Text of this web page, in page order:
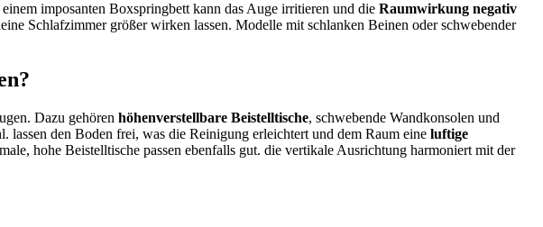
imposanten Boxspringbett kann das Auge irritieren und die Raumwirkung negativ
Schlafzimmer größer wirken lassen. Modelle mit schlanken Beinen oder schwebender
Dazu gehören höhenverstellbare Beistelltische, schwebende Wandkonsolen und
lassen den Boden frei, was die Reinigung erleichtert und dem Raum eine luftige
hohe Beistelltische passen ebenfalls gut. die vertikale Ausrichtung harmoniert mit der